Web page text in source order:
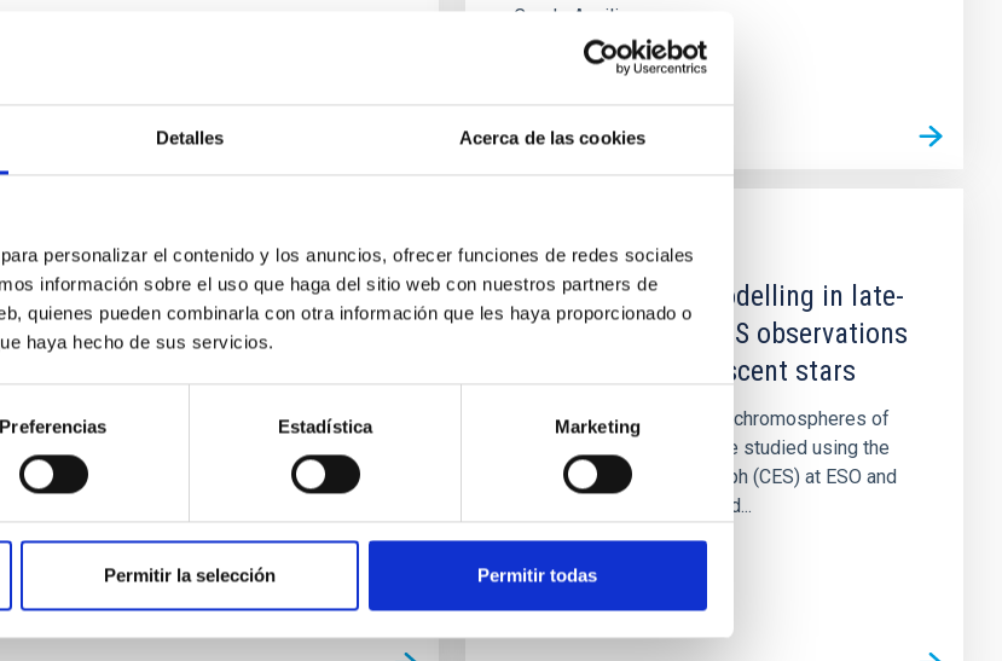
Detalles Acerca de las cookies
personalizar el contenido y los anuncios, ofrecer funciones de redes sociales
información sobre el uso que haga del sitio web con nuestros partners de
quienes pueden combinarla con otra información que les haya proporcionado o
haya hecho de sus servicios.
Preferencias Estadística Marketing
Permitir la selección Permitir todas
Coude Auxiliary...
Modeling of the
M3V Star G 80–21 with
This study investigates the active regions of
data from the CARMENES project with
PUBLICACIÓN
Chromospheric modelling in late-
type dwarfs. II - CES observations
of active and quiescent stars
The characteristics of the chromospheres of
late-type dwarf stars were studied using the
CoudeEchelle Spectrograph (CES) at ESO and
the IUE. The study focused...